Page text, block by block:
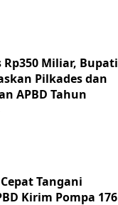
Rp350 Miliar, Bupati
Pilkades dan
APBD Tahun
Tangani
Kirim Pompa 176